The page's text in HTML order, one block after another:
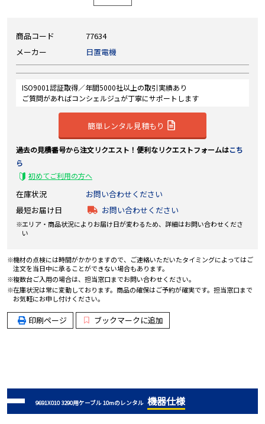
商品コード
77634
メーカー
日置電機
ISO9001認証取得／年間5000社以上の取引実績あり
ご質問があればコンシェルジュが丁寧にサポートします
簡単レンタル見積もり
過去の見積番号から注文リクエスト！便利なリクエストフォームはこち
ら
初めてご利用の方へ
在庫状況
お問い合わせください
最短お届け日
お問い合わせください
エリア・商品状況によりお届け日が変わるため、詳細はお問い合わせくださ
い
機材の点検には時間がかかりますので、ご連絡いただいたタイミングによってはご
注文を当日中に承ることができない場合もあります。
複数台ご入用の場合は、担当窓口までお問い合わせください。
在庫状況は常に変動しております。商品の確保はご予約が確実です。担当窓口まで
お気軽にお申し付けください。
印刷ページ ブックマークに追加
9691X010 3290用ケーブル 10mのレンタル 機器仕様